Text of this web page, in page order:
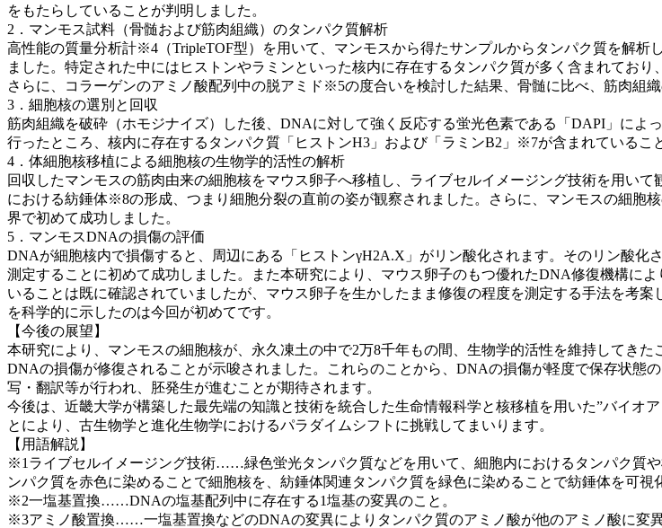
をもたらしていることが判明しました。
2．マンモス試料（骨髄および筋肉組織）のタンパク質解析
高性能の質量分析計※4（TripleTOF型）を用いて、マンモスから得たサンプルからタンパク質を解析
ました。特定された中にはヒストンやラミンといった核内に存在するタンパク質が多く含まれてお
さらに、コラーゲンのアミノ酸配列中の脱アミド※5の度合いを検討した結果、骨髄に比べ、筋肉組
3．細胞核の選別と回収
筋肉組織を破砕（ホモジナイズ）した後、DNAに対して強く反応する蛍光色素である「DAPI」に
行ったところ、核内に存在するタンパク質「ヒストンH3」および「ラミンB2」※7が含まれているこ
4．体細胞核移植による細胞核の生物学的活性の解析
回収したマンモスの筋肉由来の細胞核をマウス卵子へ移植し、ライブセルイメージング技術を用い
における紡錘体※8の形成、つまり細胞分裂の直前の姿が観察されました。さらに、マンモスの細胞
界で初めて成功しました。
5．マンモスDNAの損傷の評価
DNAが細胞核内で損傷すると、周辺にある「ヒストンγH2A.X」がリン酸化されます。そのリン酸
測定することに初めて成功しました。また本研究により、マウス卵子のもつ優れたDNA修復機構に
いることは既に確認されていましたが、マウス卵子を生かしたまま修復の程度を測定する手法を考
を科学的に示したのは今回が初めてです。
【今後の展望】
本研究により、マンモスの細胞核が、永久凍土の中で2万8千年もの間、生物学的活性を維持してき
DNAの損傷が修復されることが示唆されました。これらのことから、DNAの損傷が軽度で保存状態
写・翻訳等が行われ、胚発生が進むことが期待されます。
今後は、近畿大学が構築した最先端の知識と技術を統合した生命情報科学と核移植を用いた”バイオ
とにより、古生物学と進化生物学におけるパラダイムシフトに挑戦してまいります。
【用語解説】
※1ライブセルイメージング技術……緑色蛍光タンパク質などを用いて、細胞内におけるタンパク質
ンパク質を赤色に染めることで細胞核を、紡錘体関連タンパク質を緑色に染めることで紡錘体を可視
※2一塩基置換……DNAの塩基配列中に存在する1塩基の変異のこと。
※3アミノ酸置換……一塩基置換などのDNAの変異によりタンパク質のアミノ酸が他のアミノ酸に変異